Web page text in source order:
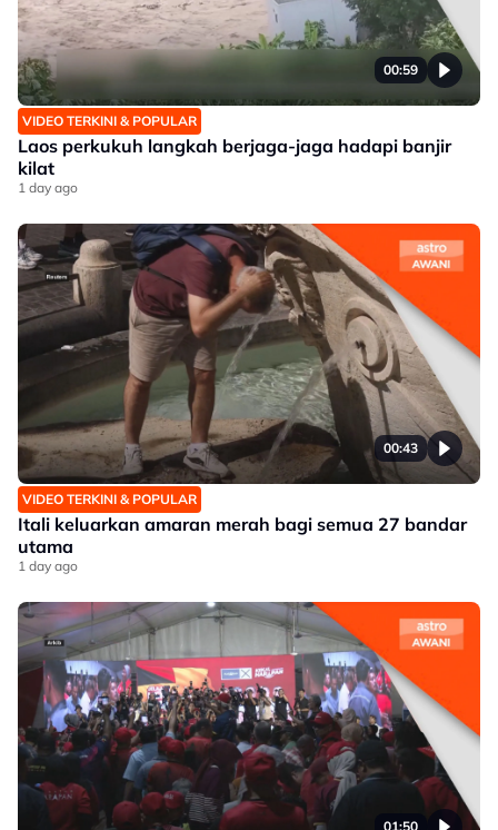
00:59
VIDEO TERKINI & POPULAR
Laos perkukuh langkah berjaga-jaga hadapi banjir
kilat
1 day ago
00:43
VIDEO TERKINI & POPULAR
Itali keluarkan amaran merah bagi semua 27 bandar
utama
1 day ago
01:50